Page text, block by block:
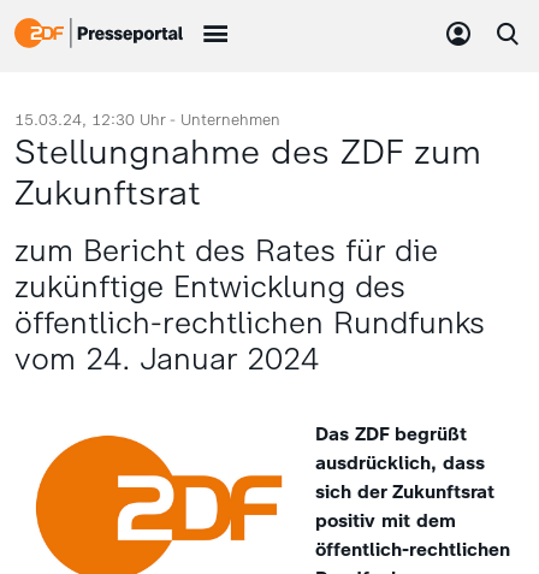
15.03.24, 12:30 Uhr - Unternehmen
Stellungnahme des ZDF zum
Zukunftsrat
zum Bericht des Rates für die
zukünftige Entwicklung des
öffentlich-rechtlichen Rundfunks
vom 24. Januar 2024
Das ZDF begrüßt
ausdrücklich, dass
sich der Zukunftsrat
positiv mit dem
öffentlich-rechtlichen